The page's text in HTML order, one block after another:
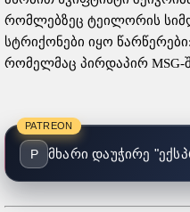
რომლებზეც ტეილორის
სტრიქონები იყო
რომელმაც პირდაპირ MSG-
PATREON
P მხარი დაუჭირე